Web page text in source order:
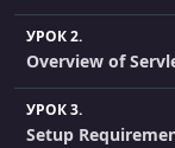
УРОК 2.
Overview of
УРОК 3.
Setup